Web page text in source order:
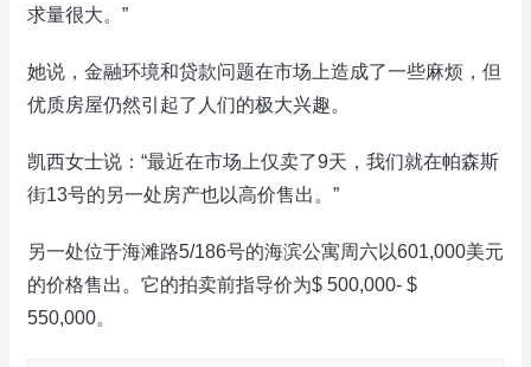
求量很大。”
她说，金融环境和贷款问题在市场上造成了一些麻烦，但
优质房屋仍然引起了人们的极大兴趣。
凯西女士说：“最近在市场上仅卖了9天，我们就在帕森斯
街13号的另一处房产也以高价售出。”
另一处位于海滩路5/186号的海滨公寓周六以601,000美元
的价格售出。它的拍卖前指导价为$ 500,000- $
550,000。